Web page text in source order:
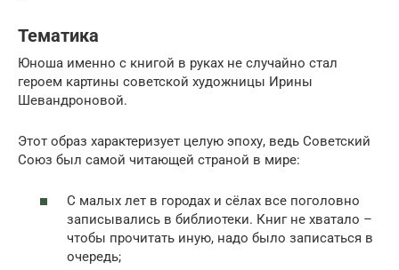
Тематика
Юноша именно с книгой в руках не случайно стал
героем картины советской художницы Ирины
Шевандроновой.
Этот образ характеризует целую эпоху, ведь Советский
Союз был самой читающей страной в мире:
С малых лет в городах и сёлах все поголовно
записывались в библиотеки. Книг не хватало –
чтобы прочитать иную, надо было записаться в
очередь;